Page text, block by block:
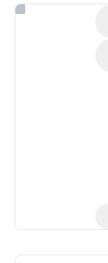
é